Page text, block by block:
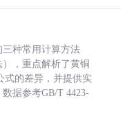
种常用计算方法
），重点解析了黄铜
式的差异，并提供实
据参考GB/T 4423-